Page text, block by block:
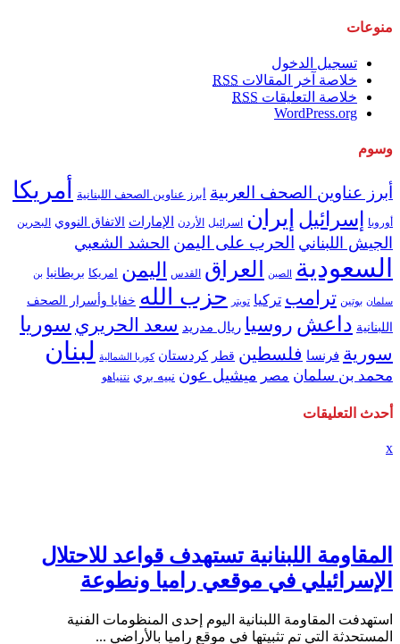
منوعات
تسجيل الدخول
خلاصة آخر المقالات RSS
خلاصة التعليقات RSS
WordPress.org
وسوم
أبرز عناوين الصحف العربية أبرز عناوين الصحف اللبنانية أمريكا
أوروبا إسرائيل إيران اسرائيل الأردن الإمارات الاتفاق النووي البحرين
الجيش اللبناني الحرب على اليمن الحشد الشعبي
السعودية الصين العراق القدس اليمن امريكا بريطانيا بن
سلمان بوتين ترامب تركيا تويتر حزب الله خفايا وأسرار الصحف
اللبنانية داعش روسيا ريال مدريد سعد الحريري سوريا
سورية فرنسا فلسطين قطر كردستان كوريا الشمالية لبنان
محمد بن سلمان مصر ميشيل عون نبيه بري نتنياهو
أحدث التعليقات
x
المقاومة اللبنانية تستهدف قواعد للاحتلال
الإسرائيلي في موقعي راميا ونطوعة
استهدفت المقاومة اللبنانية اليوم إحدى المنظومات الفنية
المستحدثة التي تم تثبيتها في موقع راميا بالأراضي ...